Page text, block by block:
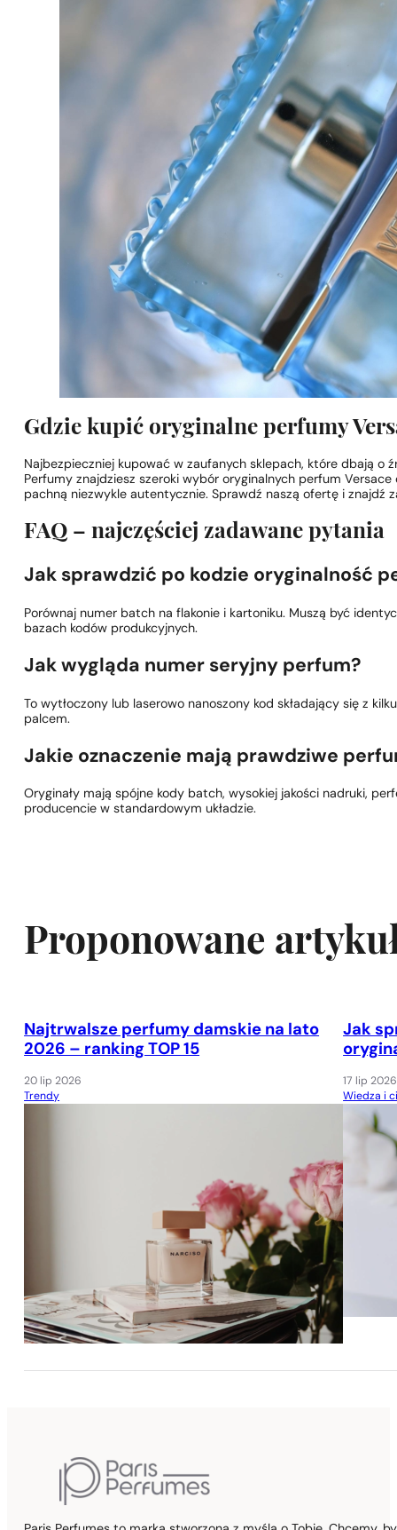
Gdzie kupić oryginalne perfumy
Najbezpieczniej kupować w zaufanych sklepach, które dbają o
Perfumy znajdziesz szeroki wybór oryginalnych perfum
pachną niezwykle autentycznie. Sprawdź naszą ofertę i znajdź
FAQ – najczęściej zadawane pytania
Jak sprawdzić po kodzie oryginalność
Porównaj numer batch na flakonie i kartoniku. Muszą być
bazach kodów produkcyjnych.
Jak wygląda numer seryjny perfum?
To wytłoczony lub laserowo nanoszony kod składający się z
palcem.
Jakie oznaczenie mają prawdziwe
Oryginały mają spójne kody batch, wysokiej jakości nadruki,
producencie w standardowym układzie.
Proponowane
Najtrwalsze perfumy damskie na lato
2026 – ranking TOP 15
20 lip 2026
Trendy
Jak
17 lip 2026
Wiedza i